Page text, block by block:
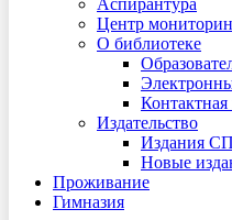
Аспирантура
Центр
О библиотеке
Издательство
Издания
Новые
Проживание
Гимназия